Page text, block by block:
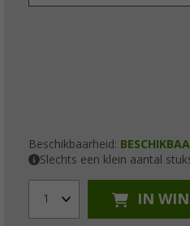
Beschikbaarheid:
Slechts een klein aantal
1 IN